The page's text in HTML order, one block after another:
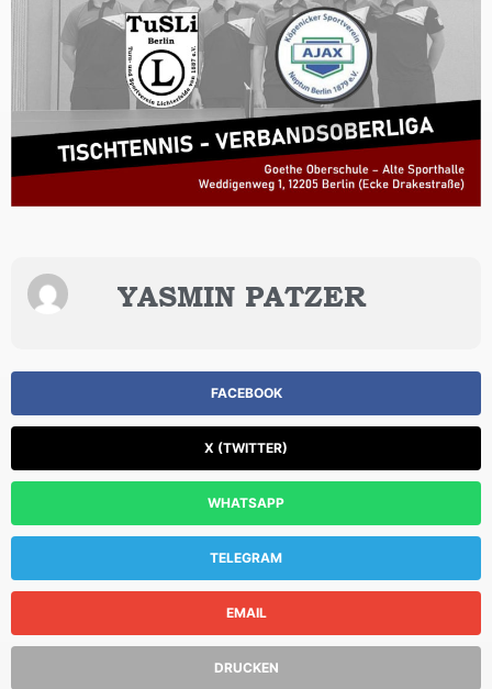
YASMIN PATZER
FACEBOOK
X (TWITTER)
WHATSAPP
TELEGRAM
EMAIL
DRUCKEN